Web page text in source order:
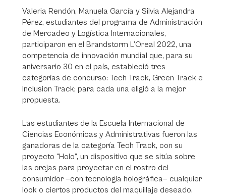
Valeria Rendón, Manuela García y Silvia Alejandra
Pérez, estudiantes del programa de Administración
de Mercadeo y Logística Internacionales,
participaron en el Brandstorm L’Oreal 2022, una
competencia de innovación mundial que, para su
aniversario 30 en el país, estableció tres
categorías de concurso: Tech Track, Green Track e
Inclusion Track; para cada una eligió a la mejor
propuesta.
Las estudiantes de la Escuela Internacional de
Ciencias Económicas y Administrativas fueron las
ganadoras de la categoría Tech Track, con su
proyecto “Holo”, un dispositivo que se sitúa sobre
las orejas para proyectar en el rostro del
consumidor —con tecnología holográfica— cualquier
look o ciertos productos del maquillaje deseado.